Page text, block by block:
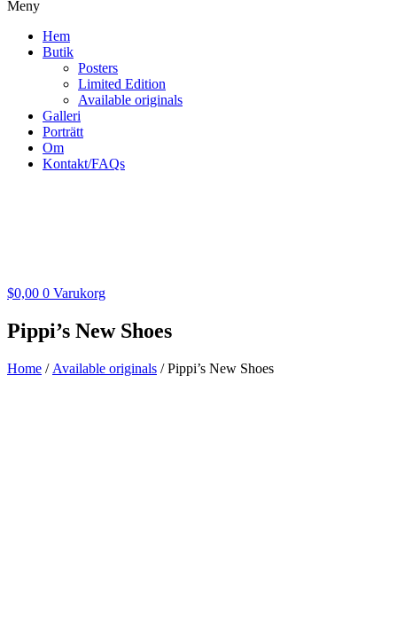
Meny
Hem
Butik
Posters
Limited Edition
Available originals
Galleri
Porträtt
Om
Kontakt/FAQs
$0,00 0 Varukorg
Pippi’s New Shoes
Home / Available originals / Pippi’s New Shoes